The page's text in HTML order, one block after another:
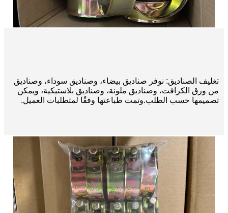
تغليف الصناديق: نوفر صناديق بيضاء، وصناديق سوداء، وصناديق
من ورق الكرافت، وصناديق ملونة، وصناديق بلاستيكية، ويمكن
تصميمها حسب الطلب.وتمت طباعتها وفقًا لمتطلبات العميل.